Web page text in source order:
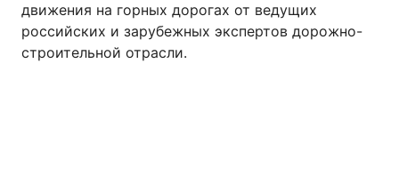
движения на горных дорогах от ведущих
российских и зарубежных экспертов дорожно-
строительной отрасли.